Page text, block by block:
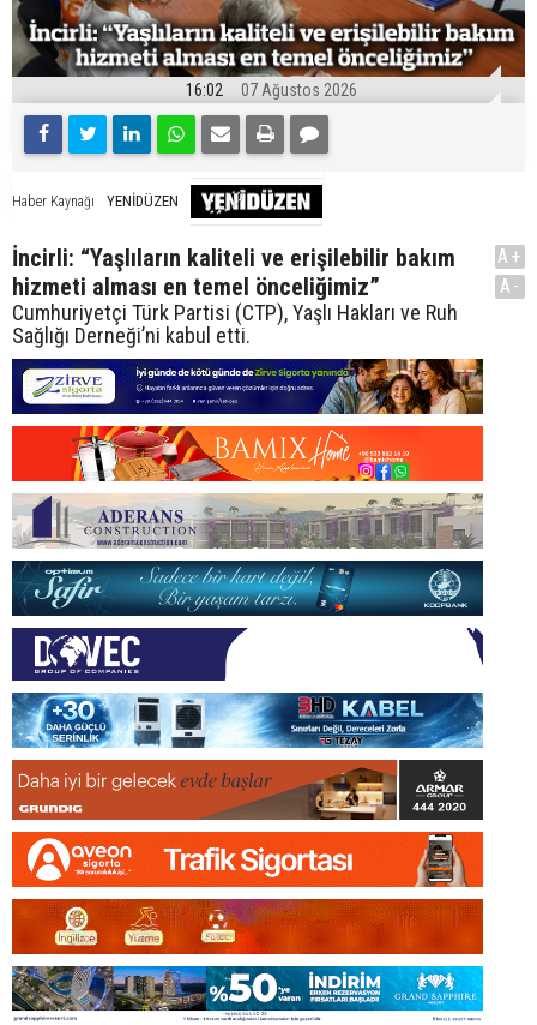
16:02 07 Ağustos 2026
Haber Kaynağı YENİDÜZEN
İncirli: “Yaşlıların kaliteli ve erişilebilir bakım
hizmeti alması en temel önceliğimiz”
Cumhuriyetçi Türk Partisi (CTP), Yaşlı Hakları ve Ruh
Sağlığı Derneği’ni kabul etti.
A+
A-